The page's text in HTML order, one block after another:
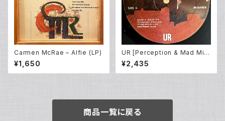
Carmen McRae – Alfie (LP)
¥1,650
UR [Perception & Mad Mik
e] – Windchime (12inch Ne
w)
¥2,435
商品一覧に戻る